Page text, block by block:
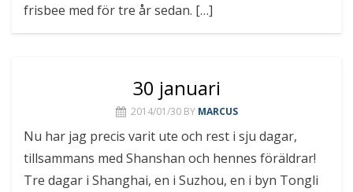
frisbee med för tre år sedan. […]
30 januari
2014/01/30 BY MARCUS
Nu har jag precis varit ute och rest i sju dagar,
tillsammans med Shanshan och hennes föräldrar!
Tre dagar i Shanghai, en i Suzhou, en i byn Tongli